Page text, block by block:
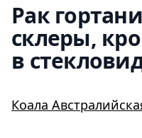
Рак
склеры,
в
Коала